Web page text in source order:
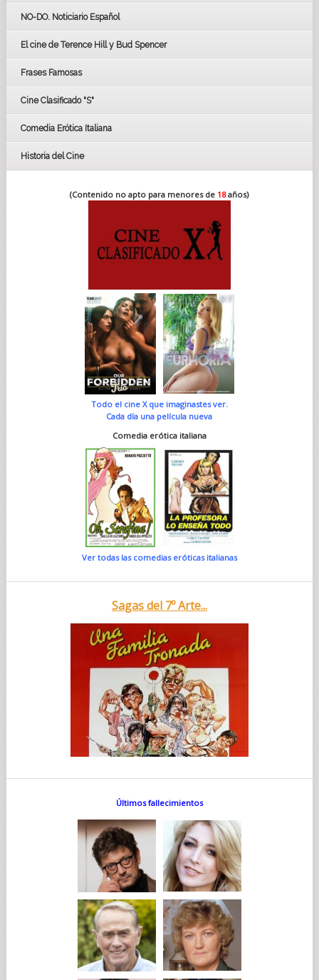
GOYAS
BAFTA
NO-DO. Noticiario Español
El cine de Terence Hill y Bud Spencer
Frases Famosas
Cine Clasificado "S"
Comedia Erótica Italiana
Historia del Cine
(Contenido no apto para menores de 18años)
Todo el cine X que imaginastes ver.
Cada día una película nueva
Comedia erótica italiana
Ver todas las comedias eróticas italianas
Sagas del 7º Arte...
Últimos fallecimientos